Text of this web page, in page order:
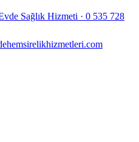
Sağlık Hizmeti · 0 535 728